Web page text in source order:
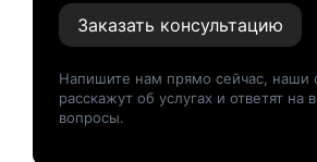
Заказать консультацию
Напишите нам прямо сейчас, наши
расскажут об услугах и ответят на
вопросы.